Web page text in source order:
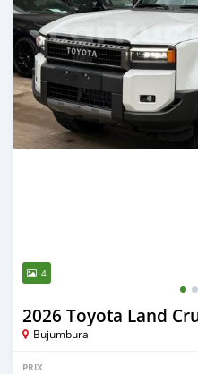
4
2026 Toyota Land
Bujumbura
PRIX